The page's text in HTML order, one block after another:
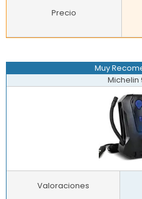
Precio
Muy
Michelin
Valoraciones